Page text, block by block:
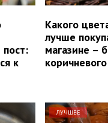
к
Какого
лучше
магазине –
коричневого
ЛУЧШЕЕ